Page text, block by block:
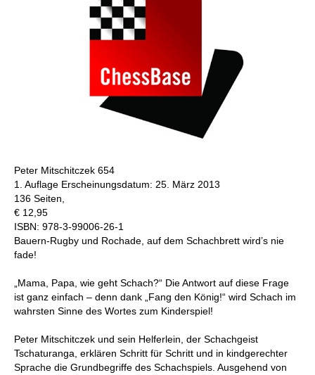
Peter Mitschitczek 654
1. Auflage Erscheinungsdatum: 25. März 2013
136 Seiten,
€ 12,95
ISBN: 978-3-99006-26-1
Bauern-Rugby und Rochade, auf dem Schachbrett wird’s nie
fade!
„Mama, Papa, wie geht Schach?“ Die Antwort auf diese Frage
ist ganz einfach – denn dank „Fang den König!“ wird Schach im
wahrsten Sinne des Wortes zum Kinderspiel!
Peter Mitschitczek und sein Helferlein, der Schachgeist
Tschaturanga, erklären Schritt für Schritt und in kindgerechter
Sprache die Grundbegriffe des Schachspiels. Ausgehend von